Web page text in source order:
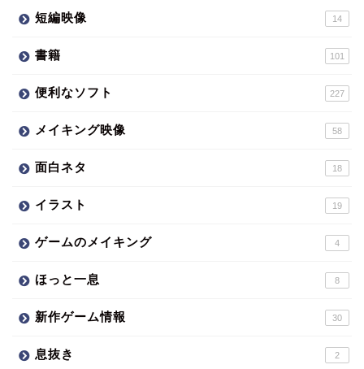
短編映像 14
書籍 101
便利なソフト 227
メイキング映像 58
面白ネタ 18
イラスト 19
ゲームのメイキング 4
ほっと一息 8
新作ゲーム情報 30
息抜き 2